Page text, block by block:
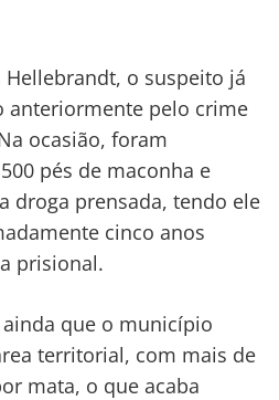
o suspeito já
anteriormente pelo crime
ocasião, foram
pés de maconha e
droga prensada, tendo ele
cinco anos
prisional.
que o município
territorial, com mais de
mata, o que acaba